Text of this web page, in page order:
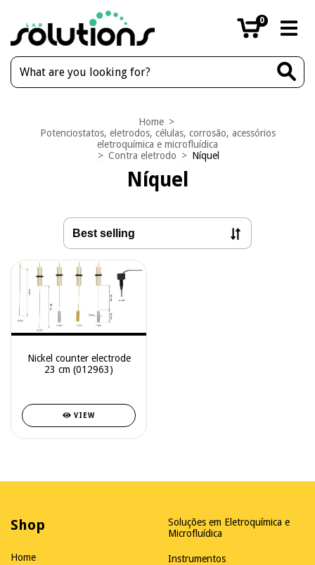
0
Home >
Potenciostatos, eletrodos, células, corrosão, acessórios
eletroquímica e microfluídica
> Contra eletrodo > Níquel
Níquel
Nickel counter electrode
23 cm (012963)
VIEW
Shop
Home
Soluções em Eletroquímica e
Microfluídica
Instrumentos